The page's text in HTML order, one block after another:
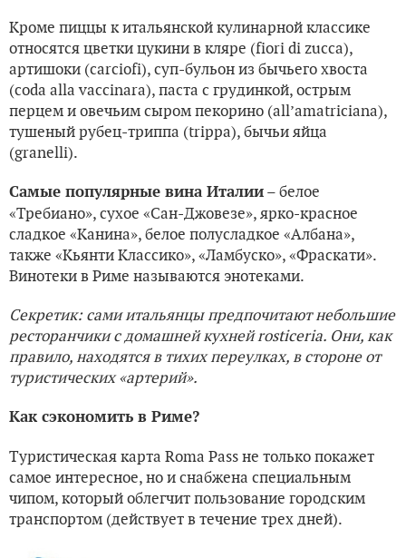
Кроме пиццы к итальянской кулинарной классике
относятся цветки цукини в кляре (fiori di zucca),
артишоки (carciofi), суп-бульон из бычьего хвоста
(coda alla vaccinara), паста с грудинкой, острым
перцем и овечьим сыром пекорино (all’amatriciana),
тушеный рубец-триппа (trippa), бычьи яйца
(granelli).
Самые популярные вина Италии – белое
«Требиано», сухое «Сан-Джовезе», ярко-красное
сладкое «Канина», белое полусладкое «Албана»,
также «Кьянти Классико», «Ламбуско», «Фраскати».
Винотеки в Риме называются энотеками.
Секретик: сами итальянцы предпочитают небольшие
ресторанчики с домашней кухней rosticeria. Они, как
правило, находятся в тихих переулках, в стороне от
туристических «артерий».
Как сэкономить в Риме?
Туристическая карта Roma Pass не только покажет
самое интересное, но и снабжена специальным
чипом, который облегчит пользование городским
транспортом (действует в течение трех дней).